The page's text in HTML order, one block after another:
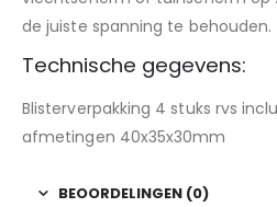
de juiste spanning te behouden.
Technische gegevens:
Blisterverpakking 4 stuks rvs
afmetingen 40x35x30mm
BEOORDELINGEN (0)